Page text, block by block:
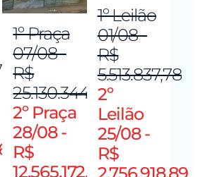
1º Praça
07/08 -
R$
25.130.344,90
2º Praça
28/08 -
R$
12.565.172,45
1º Leilão
01/08 -
R$
5.513.837,78
2º
Leilão
25/08 -
R$